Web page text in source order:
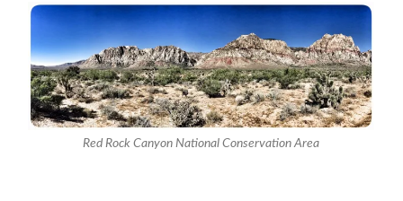
Red Rock Canyon National Conservation Area